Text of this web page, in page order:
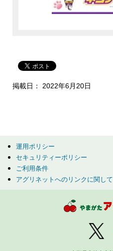
掲載日： 2022年6月20日
運用ポリシー
セキュリティーポリシー
ご利用条件
アグリネットへのリンクに関して